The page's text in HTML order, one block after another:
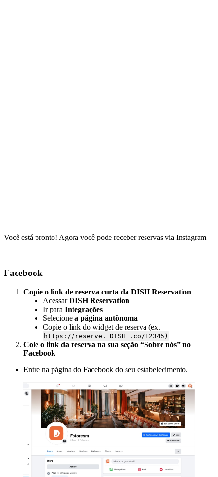
Você está pronto! Agora você pode receber reservas via Instagram
Facebook
Copie o link de reserva curta da DISH Reservation
AcessarDISH Reservation
Ir para Integrações
Selecione a página autônoma
Copie o link do widget de reserva (ex.
https://reserve. DISH .co/12345)
Cole o link da reserva na sua seção “Sobre nós” no
Facebook
Entre na página do Facebook do seu estabelecimento.